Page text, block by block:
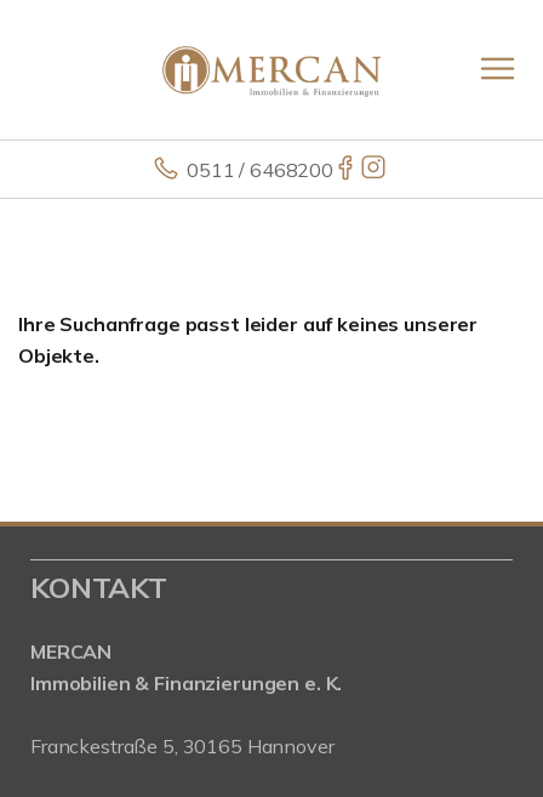
0511 / 6468200
Ihre Suchanfrage passt leider auf keines unserer
Objekte.
KONTAKT
MERCAN
Immobilien & Finanzierungen e. K.
Franckestraße 5, 30165 Hannover